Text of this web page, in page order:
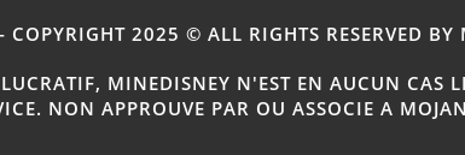
- COPYRIGHT 2025 © ALL RIGHTS RESERVED BY
MINEDISNEY N'EST EN AUCUN CAS
NON APPROUVE PAR OU ASSOCIE A